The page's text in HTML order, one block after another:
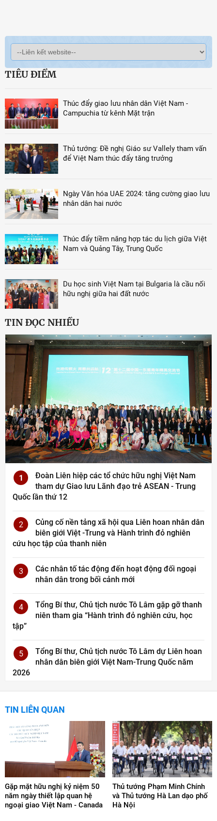
TIÊU ĐIỂM
Thúc đẩy giao lưu nhân dân Việt Nam -
Campuchia từ kênh Mặt trận
Thủ tướng: Đề nghị Giáo sư Vallely tham vấn
để Việt Nam thúc đẩy tăng trưởng
Ngày Văn hóa UAE 2024: tăng cường giao lưu
nhân dân hai nước
Thúc đẩy tiềm năng hợp tác du lịch giữa Việt
Nam và Quảng Tây, Trung Quốc
Du học sinh Việt Nam tại Bulgaria là cầu nối
hữu nghị giữa hai đất nước
TIN ĐỌC NHIỀU
1
Đoàn Liên hiệp các tổ chức hữu nghị Việt Nam
tham dự Giao lưu Lãnh đạo trẻ ASEAN - Trung
Quốc lần thứ 12
2
Củng cố nền tảng xã hội qua Liên hoan nhân dân
biên giới Việt -Trung và Hành trình đỏ nghiên
cứu học tập của thanh niên
3
Các nhân tố tác động đến hoạt động đối ngoại
nhân dân trong bối cảnh mới
4
Tổng Bí thư, Chủ tịch nước Tô Lâm gặp gỡ thanh
niên tham gia “Hành trình đỏ nghiên cứu, học
tập”
5
Tổng Bí thư, Chủ tịch nước Tô Lâm dự Liên hoan
nhân dân biên giới Việt Nam-Trung Quốc năm
2026
TIN LIÊN QUAN
Gặp mặt hữu nghị kỷ niệm 50
năm ngày thiết lập quan hệ
ngoại giao Việt Nam - Canada
Thủ tướng Phạm Minh Chính
và Thủ tướng Hà Lan dạo phố
Hà Nội